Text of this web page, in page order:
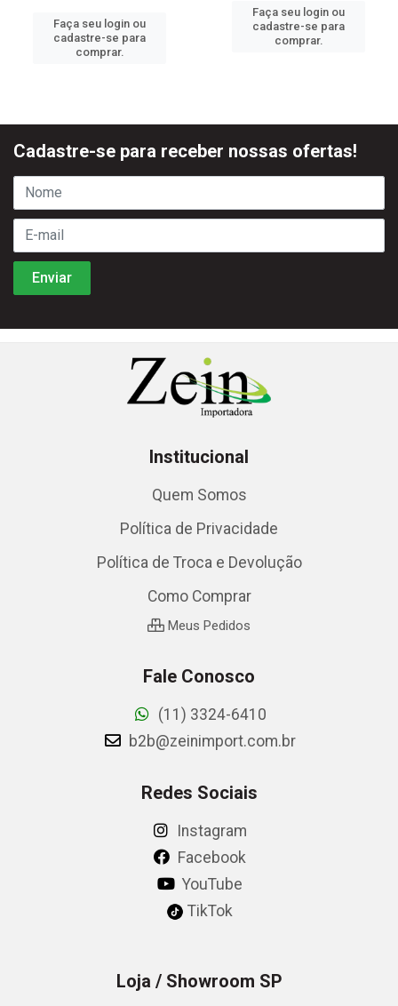
Faça seu login ou
cadastre-se para
comprar.
Faça seu login ou
cadastre-se para
comprar.
Cadastre-se para receber nossas ofertas!
Institucional
Quem Somos
Política de Privacidade
Política de Troca e Devolução
Como Comprar
Meus Pedidos
Fale Conosco
(11) 3324-6410
b2b@zeinimport.com.br
Redes Sociais
Instagram
Facebook
YouTube
TikTok
Loja / Showroom SP